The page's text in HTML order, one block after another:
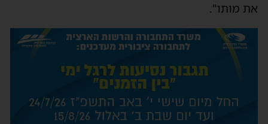
את מותו".